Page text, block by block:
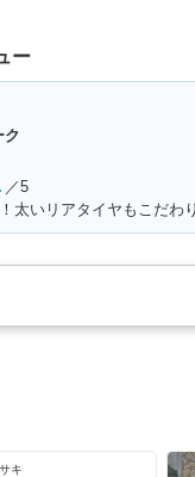
ー
／5
太いリアタイヤもこだわ
キ